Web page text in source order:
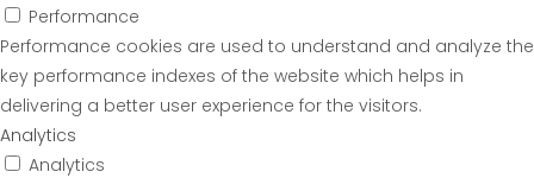
Performance
Performance cookies are used to understand and analyze the
key performance indexes of the website which helps in
delivering a better user experience for the visitors.
Analytics
Analytics